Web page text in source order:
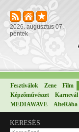
2026. augusztus 07.
péntek
Fesztiválok Zene Film
Képzőművészet
Karnevál
MEDIAWAVE
AlteRába
KERESÉS